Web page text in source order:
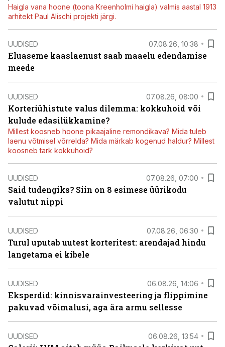
Haigla vana hoone (toona Kreenholmi haigla) valmis aastal 1913
arhitekt Paul Alischi projekti järgi.
UUDISED 07.08.26, 10:38
Eluaseme kaaslaenust saab maaelu edendamise
meede
UUDISED 07.08.26, 08:00
Korteriühistute valus dilemma: kokkuhoid või
kulude edasilükkamine?
Millest koosneb hoone pikaajaline remondikava? Mida tuleb
laenu võtmisel võrrelda? Mida märkab kogenud haldur? Millest
koosneb tark kokkuhoid?
UUDISED 07.08.26, 07:00
Said tudengiks? Siin on 8 esimese üürikodu
valutut nippi
UUDISED 07.08.26, 06:30
Turul uputab uutest korteritest: arendajad hindu
langetama ei kibele
UUDISED 06.08.26, 14:06
Eksperdid: kinnisvarainvesteering ja flippimine
pakuvad võimalusi, aga ära armu sellesse
UUDISED 06.08.26, 13:54